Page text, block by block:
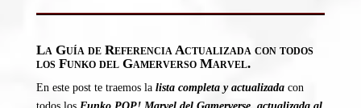
La Guía de Referencia Actualizada con todos
los Funko del Gamerverso Marvel.
En este post te traemos la lista completa y actualizada con
todos los Funko POP! Marvel del Gamerverse, actualizada al